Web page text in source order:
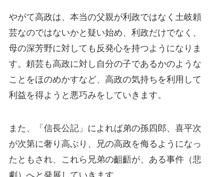
やがて高政は、本当の父親が利政ではなく土岐頼
芸なのではないかと疑い始め、利政だけでなく、
母の深芳野に対しても反発心を持つようになりま
す。頼芸も高政に対し自分の子であるかのような
ことをほのめかすなど、高政の気持ちを利用して
利益を得ようと悪巧みをしていきます。
また、「信長公記」によれば弟の孫四郎、喜平次
が次第に奢り高ぶり、兄の高政を侮るようになっ
たともされ、これら兄弟の齟齬が、ある事件（悲
劇）へと発展していきます。